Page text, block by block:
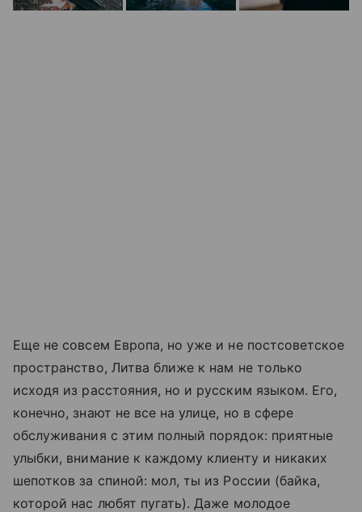
Еще не совсем Европа, но уже и не постсоветское
пространство, Литва ближе к нам не только
исходя из расстояния, но и русским языком. Его,
конечно, знают не все на улице, но в сфере
обслуживания с этим полный порядок: приятные
улыбки, внимание к каждому клиенту и никаких
шепотков за спиной: мол, ты из России (байка,
которой нас любят пугать). Даже молодое